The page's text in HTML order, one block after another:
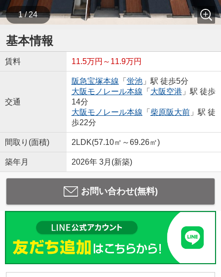
1 / 24
基本情報
賃料 11.5万円～11.9万円
交通
阪急宝塚本線 「 蛍池」駅 徒歩5分
大阪モノレール本線 「 大阪空港 」駅 徒歩
14分
大阪モノレール本線 「 柴原阪大前」駅 徒
歩22分
間取り(面積) 2LDK(57.10㎡～69.26㎡)
築年月 2026年 3月(新築)
お問い合わせ(無料)